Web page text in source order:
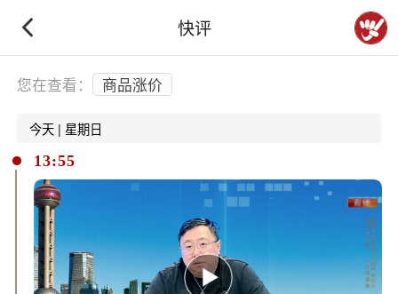
快评
下拉刷新
您在查看： 商品涨价
今天 | 星期日
13:55